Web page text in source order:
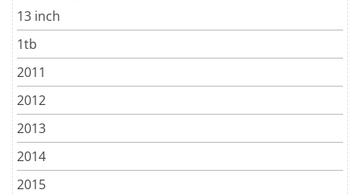
13 inch
1tb
2011
2012
2013
2014
2015